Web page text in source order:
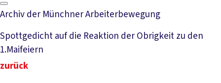
Archiv der Münchner Arbeiterbewegung
Spottgedicht auf die Reaktion der Obrigkeit zu den
1.Maifeiern
zurück